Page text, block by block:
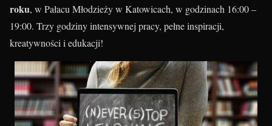
roku, w Pałacu Młodzieży w Katowicach, w godzinach 16:00 –
19:00. Trzy godziny intensywnej pracy, pełne inspiracji,
kreatywności i edukacji!